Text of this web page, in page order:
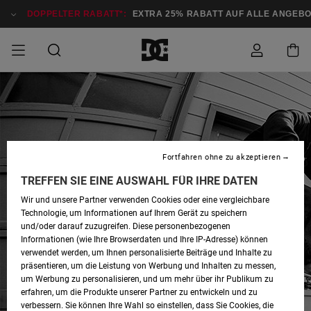
DOPPELTER RABATT*: EXTRA 25% RABATT AUF ALLE
RABATT
SALE MÄNNER Schuhe
Sale
Accessoires
SALE SNOW
T-Shirts
Jacken &
SALE FRAUEN
Schuhe
Snow
SALE KINDER
Sale Schuhe
Sale
Sale
Sale Snow
Jacken &
Hoodies &
ESSENTIALS Stag
Court Graffik
Lynx
Pure
Net
Alle ansehen
HIGHLIGHTS
Astrix
Ducati
DC Command
Manteca
Construct
Ascend
SCHUHE
Neue
Skate
Sneakers
Sandalen
Winterschuhe
Snowboard
BEKLEIDUNG
Neue
Sweatshirts
T-shirts
Hemden
Jeans
Jacken &
ACCESSOIRES
Caps & Hüte
Mützen
Taschen &
Rucksäcke
FRAUEN
ESSENTIALS Chelsea
Court Graffik
Alle ansehen
HIGHLIGHTS
Pixie
Astrix
DC Command
Manteca
Best Sellers
SCHUHE
Neue
Sneakers
Skate
Sandalen
Snowboard
Unisex
KLEIDUNG
Schneejacken
Alle ansehen
KINDER
ESSENTIALS Court Graffik
Pure
Stag
SCHUHE
Neue
Skate
Babyschuhe
Sneakers
Alle ansehen
BEKLEIDUNG
Neue
T-Shirts
Sweatshirts &
Hoodies
Hemden
ACCESSOIRES
Hüte & Caps
Mützen
Taschen
Alle ansehen
SKATE
SKATE SHOP Skaterschuhe
Alle ansehen
COMMUNITY
Team
SNOW SHOP FÜR
MÄNNER
Schneejacken
Snowboard
Winterschuhe
Polarfleece &
Softshells
FRAUEN
Snowboard
Schneejacken
Alle ansehen
SNOW SHOP FÜR
KINDER
Snowboard
Mützen
Alle ansehen
Auf meine
Bestellung
zugreifen
Versand
Retouren
Bezahlung
Geschenkkarte
TREFFEN SIE EINE AUSWAHL FÜR IHRE DATEN
Wir und unsere Partner verwenden Cookies oder eine vergleichbare
Technologie, um Informationen auf Ihrem Gerät zu speichern
und/oder darauf zuzugreifen. Diese personenbezogenen
Informationen (wie Ihre Browserdaten und Ihre IP-Adresse) können
verwendet werden, um Ihnen personalisierte Beiträge und Inhalte zu
präsentieren, um die Leistung von Werbung und Inhalten zu messen,
um Werbung zu personalisieren, und um mehr über ihr Publikum zu
erfahren, um die Produkte unserer Partner zu entwickeln und zu
verbessern. Sie können Ihre Wahl so einstellen, dass Sie Cookies, die
Fortfahren ohne zu akzeptieren